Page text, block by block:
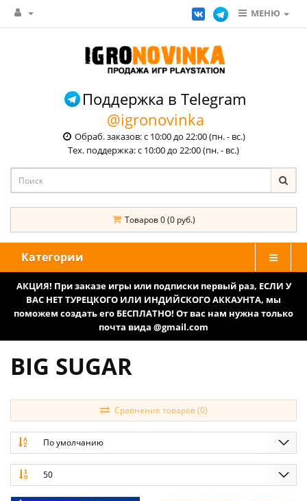
МЕНЮ
Поддержка в Telegram
@igronovinka
Обраб. заказов: с 10:00 до 22:00 (пн. - вс.)
Тех. поддержка: с 10:00 до 22:00 (пн. - вс.)
Товаров 0 (0 руб.)
Категории
АКЦИЯ! При заказе игры или подписки первый раз, ЕСЛИ У
ВАС НЕТ ТУРЕЦКОГО ИЛИ ИНДИЙСКОГО АККАУНТА, мы
поможем создать его БЕСПЛАТНО! От вас нам нужна только
почта вида @gmail.com
BIG SUGAR
Сравнение товаров (0)
По умолчанию
50